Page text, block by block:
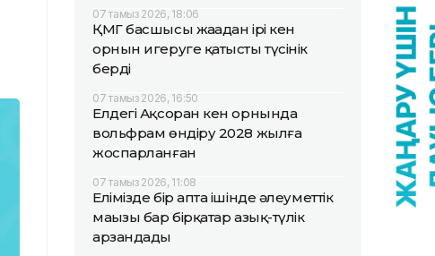
07 тамыз 2026, 18:06
ҚМГ басшысы жаңадан ірі кен
орнын игеруге қатысты түсінік
берді
07 тамыз 2026, 16:50
Елдегі Ақсоран кен орнында
вольфрам өндіру 2028 жылға
жоспарланған
07 тамыз 2026, 11:08
Елімізде бір апта ішінде әлеуметтік
маңызы бар бірқатар азық-түлік
арзандады